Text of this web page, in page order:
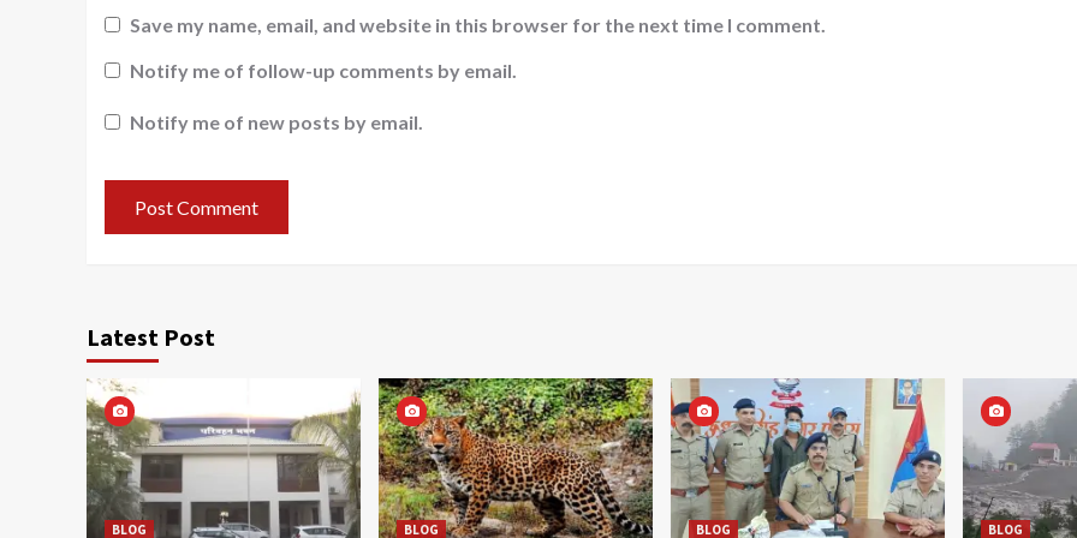
Save my name, email, and website in this browser for the next time I comment.
Notify me of follow-up comments by email.
Notify me of new posts by email.
Latest Post
BLOG BLOG BLOG BLOG